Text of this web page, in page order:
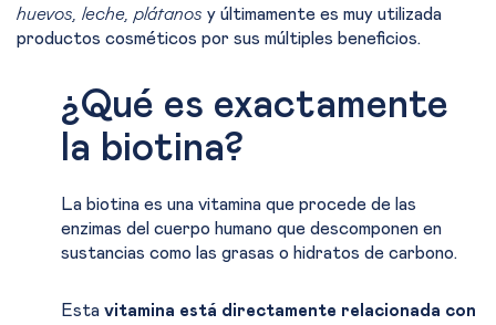
huevos, leche, plátanos y últimamente es muy utilizada
productos cosméticos por sus múltiples beneficios.
¿Qué es exactamente
la biotina?
La biotina es una vitamina que procede de las
enzimas del cuerpo humano que descomponen en
sustancias como las grasas o hidratos de carbono.
Esta vitamina está directamente relacionada con